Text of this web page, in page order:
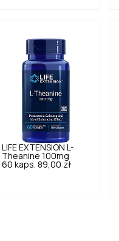
LIFE EXTENSION
L-
Theanine 100mg
60 kaps. 89,00 zł